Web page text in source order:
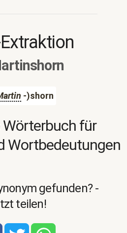
-)shorn
Wörterbuch für
Wortbedeutungen
gefunden? -
teilen!